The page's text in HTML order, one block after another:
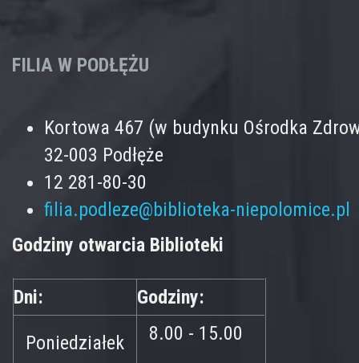
FILIA W PODŁĘŻU
Kortowa 467 (w budynku Ośrodka
32-003 Podłęże
12 281-80-30
filia.podleze@biblioteka-niepolomice.pl
Godziny otwarcia Biblioteki
Dni: Godziny:
Poniedziałek 8.00 - 15.00